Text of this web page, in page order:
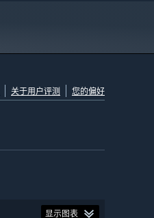
关于用户评测 您的偏好
显示图表